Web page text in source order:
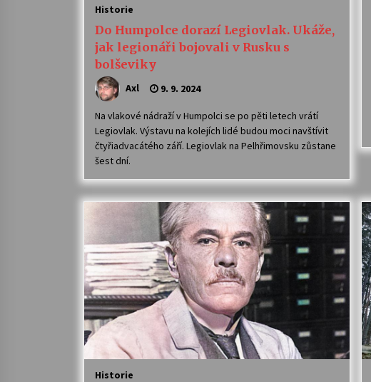
Historie
Do Humpolce dorazí Legiovlak. Ukáže,
jak legionáři bojovali v Rusku s
bolševiky
Axl 9. 9. 2024
Na vlakové nádraží v Humpolci se po pěti letech vrátí
Legiovlak. Výstavu na kolejích lidé budou moci navštívit
čtyřiadvacátého září. Legiovlak na Pelhřimovsku zůstane
šest dní.
Historie